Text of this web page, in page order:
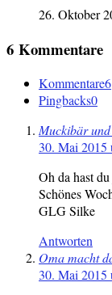
26. Oktober
6 Kommentare
Kommentare6
Pingbacks0
Muckibär
30. Mai
Oh da hast
Schönes
GLG Silke
Antworten
Oma macht
30. Mai